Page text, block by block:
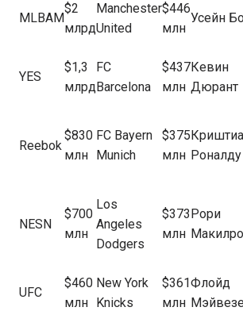
MLBAM
$2
млрд
Manchester
United
$446
млн
Усейн
YES
$1,3
млрд
FC
Barcelona
$437
млн
Кевин
Дюрант
Reebok
$830
млн
FC Bayern
Munich
$375
млн Роналду
NESN
$700
млн
Los
Angeles
Dodgers
$373
млн
Рори
UFC
$460
млн
New York
Knicks
$361
млн
Флойд